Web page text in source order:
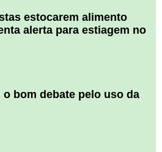
estocarem alimento
alerta para estiagem no
bom debate pelo uso da